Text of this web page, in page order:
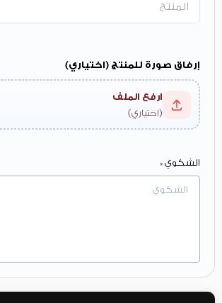
المنتج
إرفاق صورة للمنتج (اختياري)
ارفع الملف
(اختياري)
الشكوي *